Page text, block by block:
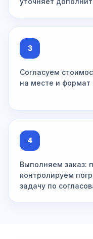
3
Согласуем
на месте и формат
4
Выполняем заказ:
контролируем
задачу по